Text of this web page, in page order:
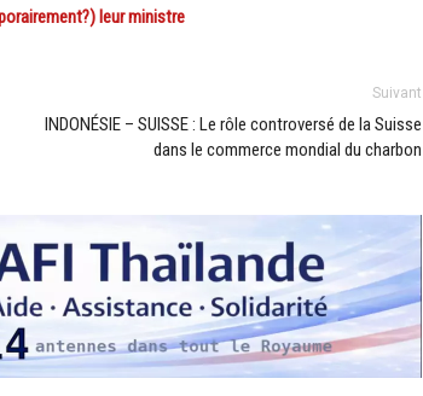
leur ministre
Suivant
INDONÉSIE – SUISSE : Le rôle controversé de la Suisse
dans le commerce mondial du charbon